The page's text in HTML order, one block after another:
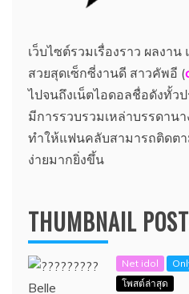
เว็บไซต์รวมเรื่องราว ผลงา
สวยสุดเซ็กซี่งานดี สาวคัพอี (
ไปจนถึงเน็ตไอดอลชื่อดังทั้ว
มีการรวบรวมเหล่าบรรดาน
ทำให้แฟนคลับสามารถติดตา
ง่ายมากยิ่งขึ้น
THUMBNAIL
Net idol
โพสต์ล่าสุด